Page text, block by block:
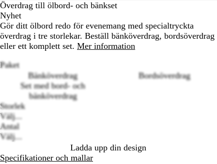
Överdrag till ölbord- och bänkset
Nyhet
Gör ditt ölbord redo för evenemang med specialtryckta
överdrag i tre storlekar. Beställ bänköverdrag, bordsöverdrag
eller ett komplett set. Mer information
Paket
Bänköverdrag
Bordsöverdrag
Set med bord- och
bänköverdrag
Storlek
Välj...
Antal
Välj...
Ladda upp din design
Specifikationer och mallar